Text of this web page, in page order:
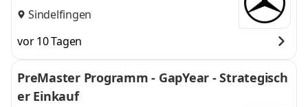
Sindelfingen
vor 10 Tagen
PreMaster Programm - GapYear - Strategisch
er Einkauf